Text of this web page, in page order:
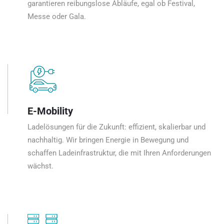
garantieren reibungslose Abläufe, egal ob Festival,
Messe oder Gala.
E-Mobility
Ladelösungen für die Zukunft: effizient, skalierbar und
nachhaltig. Wir bringen Energie in Bewegung und
schaffen Ladeinfrastruktur, die mit Ihren Anforderungen
wächst.